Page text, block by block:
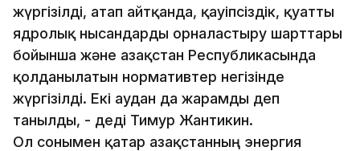
жүргізілді, атап айтқанда, қауіпсіздік, қуатты
ядролық нысандарды орналастыру шарттары
бойынша және Қазақстан Республикасында
қолданылатын нормативтер негізінде
жүргізілді. Екі аудан да жарамды деп
танылды, - деді Тимур Жантикин.
Ол сонымен қатар Қазақстанның энергия